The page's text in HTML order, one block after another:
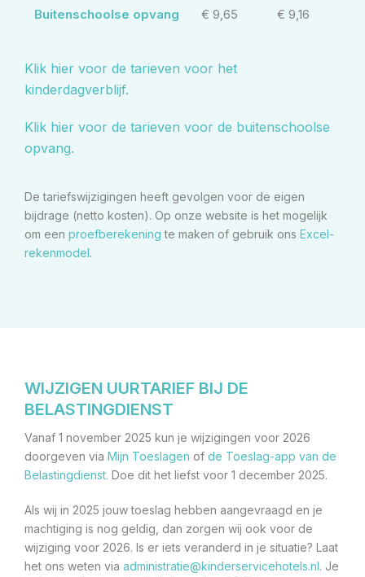
Buitenschoolse opvang € 9,65 € 9,16
Klik hier voor de tarieven voor het
kinderdagverblijf.
Klik hier voor de tarieven voor de buitenschoolse
opvang.
De tariefswijzigingen heeft gevolgen voor de eigen
bijdrage (netto kosten). Op onze website is het mogelijk
om een proefberekening te maken of gebruik ons Excel-
rekenmodel.
WIJZIGEN UURTARIEF BIJ DE
BELASTINGDIENST
Vanaf 1 november 2025 kun je wijzigingen voor 2026
doorgeven via Mijn Toeslagen of de Toeslag-app van de
Belastingdienst. Doe dit het liefst voor 1 december 2025.
Als wij in 2025 jouw toeslag hebben aangevraagd en je
machtiging is nog geldig, dan zorgen wij ook voor de
wijziging voor 2026. Is er iets veranderd in je situatie? Laat
het ons weten via administratie@kinderservicehotels.nl. Je